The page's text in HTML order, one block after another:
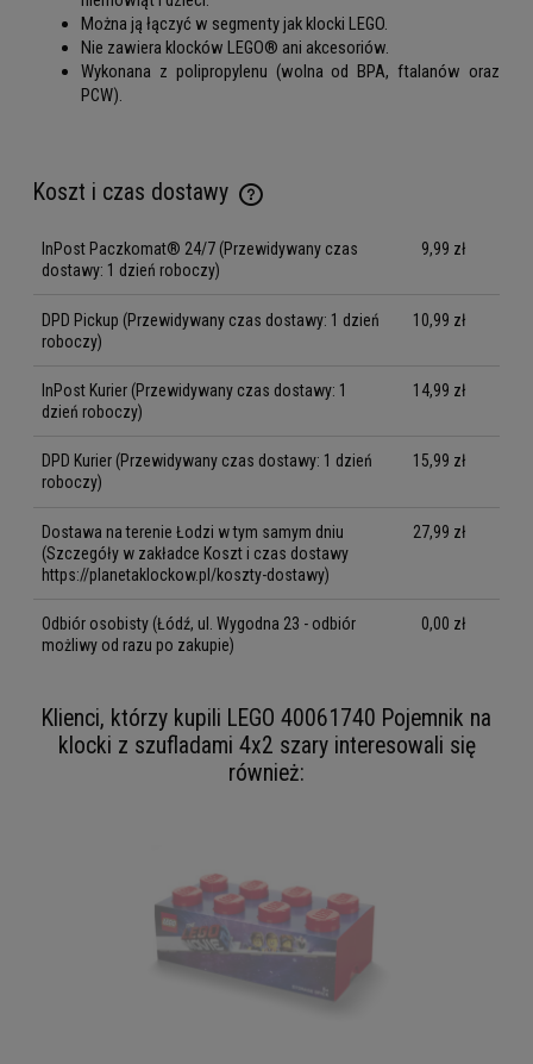
Można ją łączyć w segmenty jak klocki LEGO.
Nie zawiera klocków LEGO® ani akcesoriów.
Wykonana z polipropylenu (wolna od BPA, ftalanów oraz
PCW).
Koszt i czas dostawy
Cena nie zawiera ewentualnych kosztów płatności
InPost Paczkomat® 24/7 (Przewidywany czas
dostawy: 1 dzień roboczy)
9,99 zł
DPD Pickup (Przewidywany czas dostawy: 1 dzień
roboczy)
10,99 zł
InPost Kurier (Przewidywany czas dostawy: 1
dzień roboczy)
14,99 zł
DPD Kurier (Przewidywany czas dostawy: 1 dzień
roboczy)
15,99 zł
Dostawa na terenie Łodzi w tym samym dniu
(Szczegóły w zakładce Koszt i czas dostawy
https://planetaklockow.pl/koszty-dostawy)
27,99 zł
Odbiór osobisty (Łódź, ul. Wygodna 23 - odbiór
możliwy od razu po zakupie)
0,00 zł
Klienci, którzy kupili LEGO 40061740 Pojemnik na
klocki z szufladami 4x2 szary interesowali się
również: